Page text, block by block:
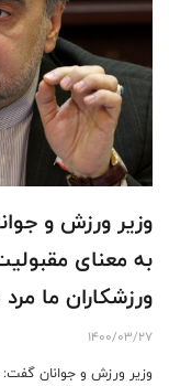
وزیر ورزش و
به معنای
ورزشکاران ما
1400/03/27
وزیر ورزش و جوانان